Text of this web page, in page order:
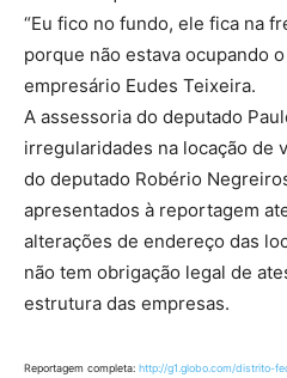
“Eu fico no fundo, ele fica na
porque não estava ocupando
empresário Eudes Teixeira.
A assessoria do deputado
irregularidades na locação de
do deputado Robério
apresentados à reportagem
alterações de endereço das
não tem obrigação legal de
estrutura das empresas.
Reportagem completa: http://g1.globo.com/distrito-